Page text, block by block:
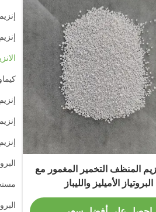
المنظف التخمير المغمور مع
البروتياز الأميليز والليباز